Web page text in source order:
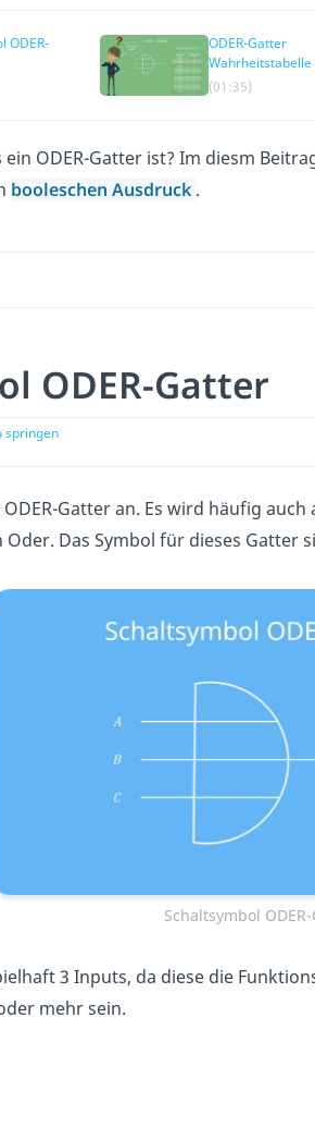
ODER-
ODER-Gatter
Wahrheitstabelle
(01:35)
ODER-Gatter ist? Im diesm
booleschen Ausdruck .
ODER-Gatter
springen
Gatter an. Es wird häufig
Das Symbol für dieses Gatter
Schaltsymbol
3 Inputs, da diese die
mehr sein.